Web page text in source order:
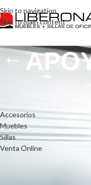
Skip to navigation
Skip to main content
Accesorios
Muebles
Sillas
Venta Online